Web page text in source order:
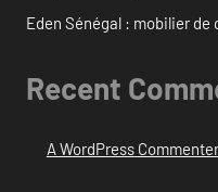
Eden Sénégal : mobilier
Recent
A WordPress Commenter